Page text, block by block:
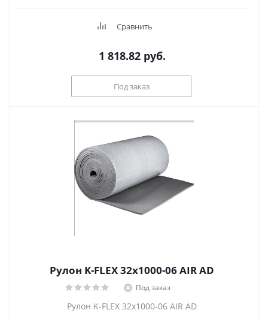
Сравнить
1 818.82руб.
Под заказ
Рулон K-FLEX 32x1000-06 AIR AD
Под заказ
Рулон K-FLEX 32x1000-06 AIR AD